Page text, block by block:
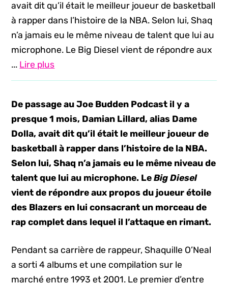
avait dit qu’il était le meilleur joueur de basketball
à rapper dans l’histoire de la NBA. Selon lui, Shaq
n’a jamais eu le même niveau de talent que lui au
microphone. Le Big Diesel vient de répondre aux
... Lire plus
De passage au Joe Budden Podcast il y a
presque 1 mois, Damian Lillard, alias Dame
Dolla, avait dit qu’il était le meilleur joueur de
basketball à rapper dans l’histoire de la NBA.
Selon lui, Shaq n’a jamais eu le même niveau de
talent que lui au microphone. LeBig Diesel
vient de répondre aux propos du joueur étoile
des Blazers en lui consacrant un morceau de
rap complet dans lequel il l’attaque en rimant.
Pendant sa carrière de rappeur, Shaquille O’Neal
a sorti 4 albums et une compilation sur le
marché entre 1993 et 2001. Le premier d’entre